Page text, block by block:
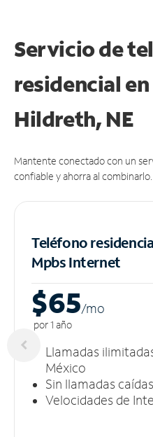
Servicio de
residencial en
Hildreth, NE
Mantente conectado con un
confiable y ahorra al combinarlo.
Teléfono
MpbsInternet
$65/mo
por 1 año
Llamadas
México
Sin llamadas caídas
Velocidades de